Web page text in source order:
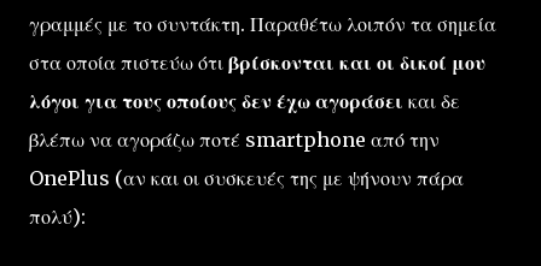
γραμμές με το συντάκτη. Παραθέτω λοιπόν τα σημεία
στα οποία πιστεύω ότι βρίσκονται και οι δικοί μου
λόγοι για τους οποίους δεν έχω αγοράσει και δε
βλέπω να αγοράζω ποτέ smartphone από την
OnePlus (αν και οι συσκευές της με ψήνουν πάρα
πολύ):